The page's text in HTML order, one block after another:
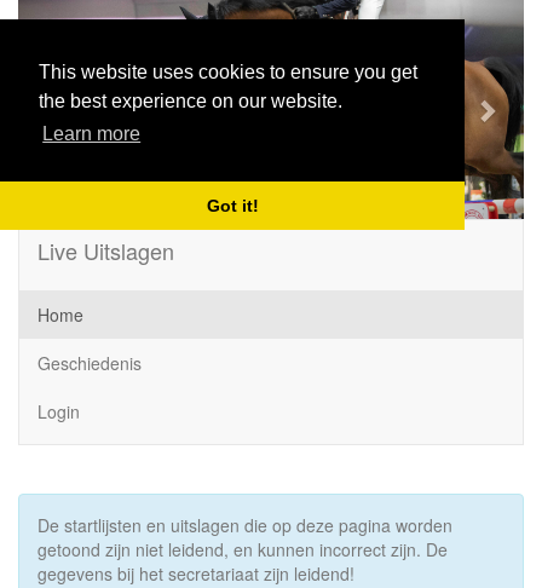
This website uses cookies to ensure you get
the best experience on our website.
Learn more
Got it!
Previous Next
Live Uitslagen
Home
Geschiedenis
Login
De startlijsten en uitslagen die op deze pagina worden
getoond zijn niet leidend, en kunnen incorrect zijn. De
gegevens bij het secretariaat zijn leidend!